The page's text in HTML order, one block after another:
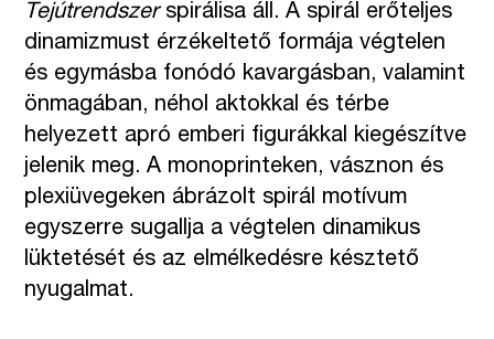
Tejútrendszerspirálisa áll. A spirál erőteljes
dinamizmust érzékeltető formája végtelen
és egymásba fonódó kavargásban, valamint
önmagában, néhol aktokkal és térbe
helyezett apró emberi figurákkal kiegészítve
jelenik meg. A monoprinteken, vásznon és
plexiüvegeken ábrázolt spirál motívum
egyszerre sugallja a végtelen dinamikus
lüktetését és az elmélkedésre késztető
nyugalmat.